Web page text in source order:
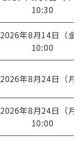
10:30
2026年8月14日（金
10:00
2026年8月24日（月
2026年8月24日（月
10:00